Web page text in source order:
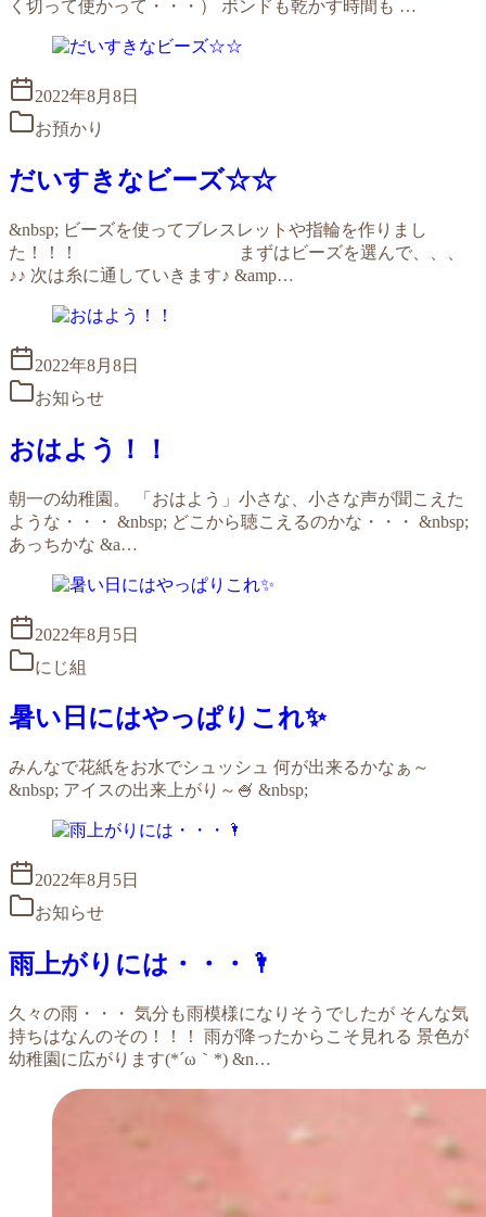
く切って使かって・・・） ボンドも乾かす時間も …
2022年8月8日
お預かり
だいすきなビーズ☆☆
&nbsp; ビーズを使ってブレスレットや指輪を作りまし
た！！！ まずはビーズを選んで、、、
♪♪ 次は糸に通していきます♪ &amp…
2022年8月8日
お知らせ
おはよう！！
朝一の幼稚園。 「おはよう」小さな、小さな声が聞こえた
ような・・・ &nbsp; どこから聴こえるのかな・・・ &nbsp;
あっちかな &a…
2022年8月5日
にじ組
暑い日にはやっぱりこれ✨
みんなで花紙をお水でシュッシュ 何が出来るかなぁ～
&nbsp; アイスの出来上がり～🍧 &nbsp;
2022年8月5日
お知らせ
雨上がりには・・・🌂
久々の雨・・・ 気分も雨模様になりそうでしたが そんな気
持ちはなんのその！！！ 雨が降ったからこそ見れる 景色が
幼稚園に広がります(*´ω｀*) &n…